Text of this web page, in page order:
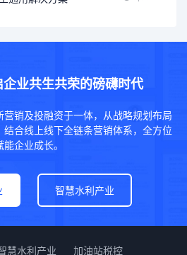
业共生共荣的磅礴时代
销及投融资于一体，从战略规划布局
合线上线下全链条营销体系，全方位
能企业成长。
智慧水利产业
慧水利产业 加油站税控